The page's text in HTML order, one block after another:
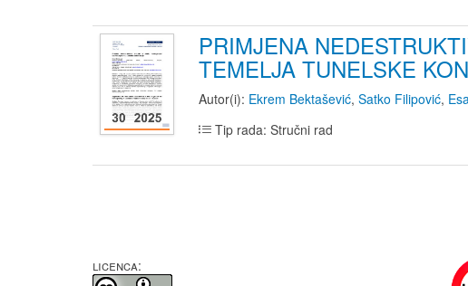
PRIMJENA
TEMELJA TUNELSKE
Autor(i): Ekrem Bektašević, Satko Filipović,
Tip rada: Stručni rad
LICENCA: